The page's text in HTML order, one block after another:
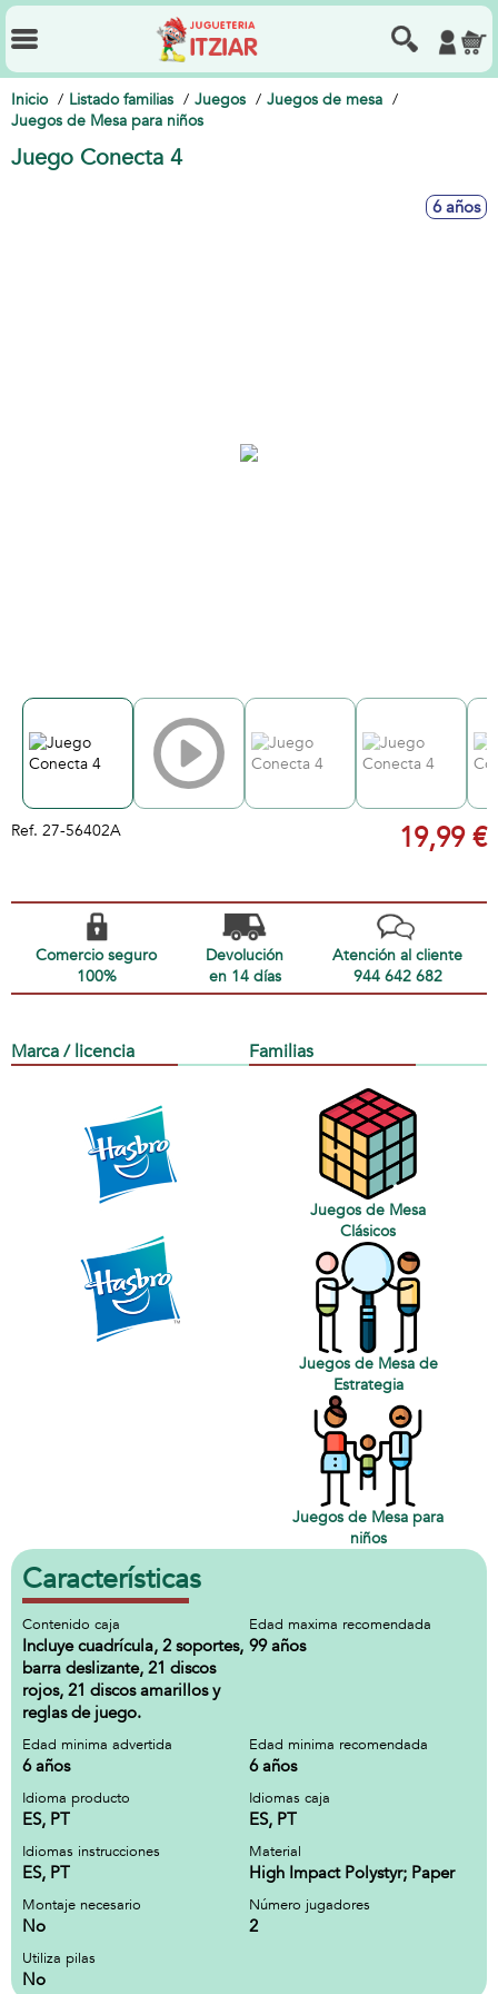
Inicio Listado familias Juegos
Juegos de mesa
Juegos de Mesa para niños
Juego Conecta 4
6 años
Ref. 27-56402A 19,99 €
Comercio seguro
100%
Devolución
en 14 días
Atención al cliente
944 642 682
Marca / licencia Familias
Juegos de Mesa
Clásicos
Juegos de Mesa de
Estrategia
Juegos de Mesa para
niños
Características
Contenido caja
Incluye cuadrícula, 2 soportes,
barra deslizante, 21 discos
rojos, 21 discos amarillos y
reglas de juego.
Edad maxima recomendada
99 años
Edad minima advertida
6 años
Edad minima recomendada
6 años
Idioma producto
ES, PT
Idiomas caja
ES, PT
Idiomas instrucciones
ES, PT
Material
High Impact Polystyr; Paper
Montaje necesario
No
Número jugadores
2
Utiliza pilas
No